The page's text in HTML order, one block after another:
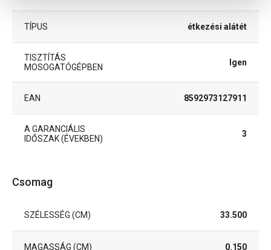
TÍPUS étkezési alátét
TISZTÍTÁS
MOSOGATÓGÉPBEN
Igen
EAN 8592973127911
A GARANCIÁLIS
IDŐSZAK (ÉVEKBEN)
3
Csomag
SZÉLESSÉG (CM) 33.500
MAGASSÁG (CM) 0.150